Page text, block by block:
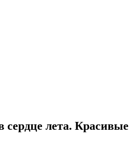
сердце лета. Красивые